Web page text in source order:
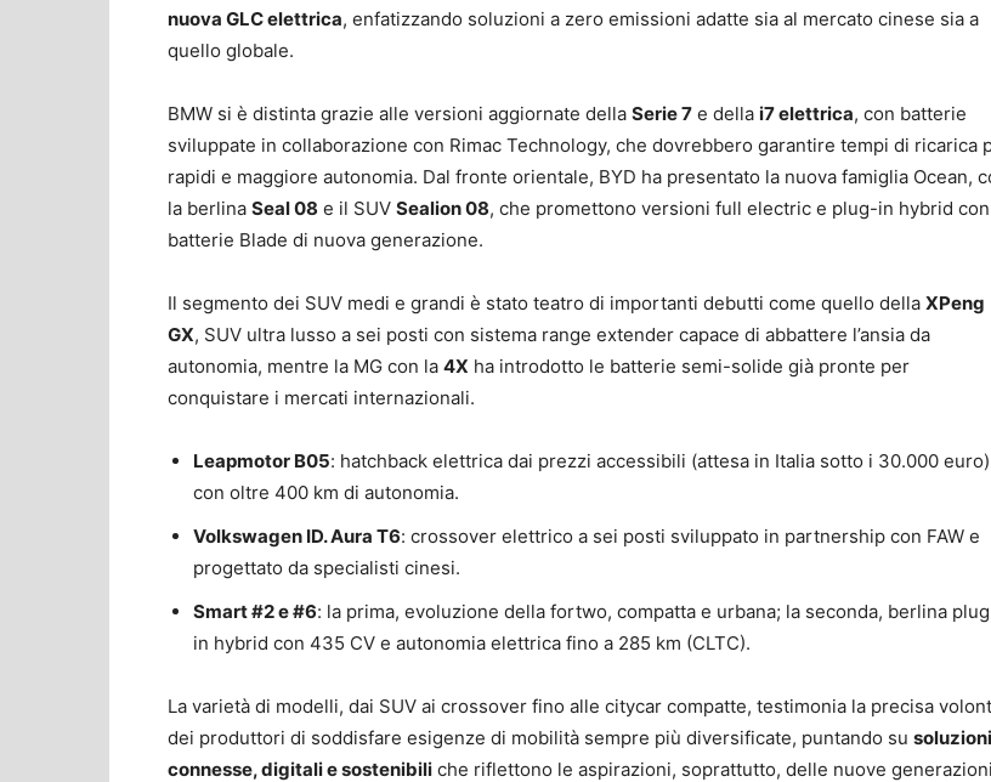
nuova GLC elettrica, enfatizzando soluzioni a zero emissioni adatte sia al mercato cinese sia a
quello globale.
BMW si è distinta grazie alle versioni aggiornate della Serie 7 e della i7 elettrica, con batterie
sviluppate in collaborazione con Rimac Technology, che dovrebbero garantire tempi di ricarica
rapidi e maggiore autonomia. Dal fronte orientale, BYD ha presentato la nuova famiglia Ocean,
la berlina Seal 08 e il SUV Sealion 08, che promettono versioni full electric e plug-in hybrid con
batterie Blade di nuova generazione.
Il segmento dei SUV medi e grandi è stato teatro di importanti debutti come quello della XPeng
GX, SUV ultra lusso a sei posti con sistema range extender capace di abbattere l’ansia da
autonomia, mentre la MG con la 4X ha introdotto le batterie semi-solide già pronte per
conquistare i mercati internazionali.
Leapmotor B05: hatchback elettrica dai prezzi accessibili (attesa in Italia sotto i 30.000
con oltre 400 km di autonomia.
Volkswagen ID. Aura T6: crossover elettrico a sei posti sviluppato in partnership con FAW e
progettato da specialisti cinesi.
Smart #2 e #6: la prima, evoluzione della fortwo, compatta e urbana; la seconda, berlina
in hybrid con 435 CV e autonomia elettrica fino a 285 km (CLTC).
La varietà di modelli, dai SUV ai crossover fino alle citycar compatte, testimonia la precisa
dei produttori di soddisfare esigenze di mobilità sempre più diversificate, puntando su soluzioni
connesse, digitali e sostenibili che riflettono le aspirazioni, soprattutto, delle nuove